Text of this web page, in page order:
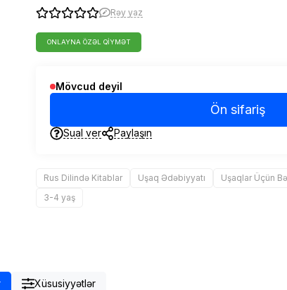
Rəy yaz
ONLAYNA ÖZƏL QIYMƏT
Mövcud deyil
Ön sifariş
Sual ver Paylaşın
Rus Dilində Kitablar Uşaq Ədəbiyyatı Uşaqlar Üçün
3-4 yaş
Xüsusiyyətlər